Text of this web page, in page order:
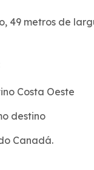
49 metros de
Costa Oeste
destino
Canadá.